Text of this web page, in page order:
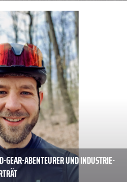
GEAR-ABENTEURER UND INDUSTRIE-